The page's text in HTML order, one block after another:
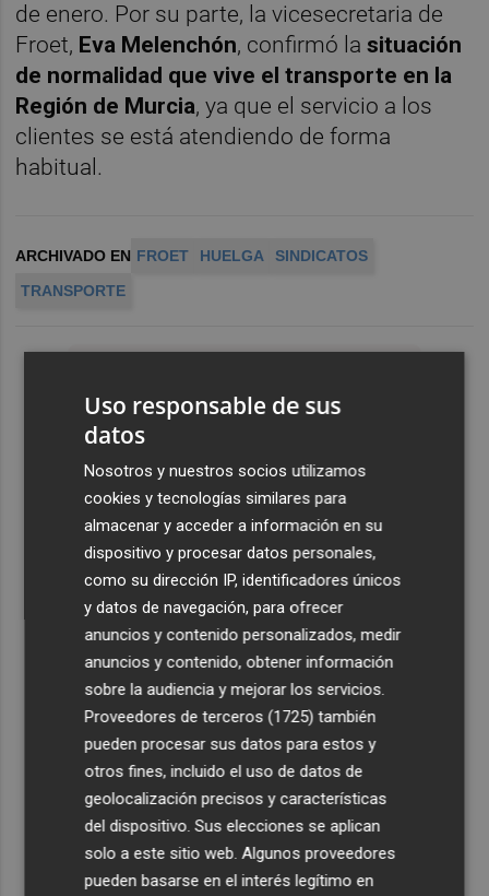
de enero. Por su parte, la vicesecretaria de
Froet, Eva Melenchón, confirmó lasituación
de normalidad que vive el transporte en la
Región de Murcia, ya que el servicio a los
clientes se está atendiendo de forma
habitual.
ARCHIVADO EN FROET HUELGA
SINDICATOS
TRANSPORTE
Uso responsable de sus
datos
Nosotros y nuestros socios utilizamos
cookies y tecnologías similares para
almacenar y acceder a información en su
dispositivo y procesar datos personales,
como su dirección IP, identificadores únicos
y datos de navegación, para ofrecer
anuncios y contenido personalizados, medir
anuncios y contenido, obtener información
sobre la audiencia y mejorar los servicios.
Proveedores de terceros (1725) también
pueden procesar sus datos para estos y
otros fines, incluido el uso de datos de
geolocalización precisos y características
del dispositivo. Sus elecciones se aplican
solo a este sitio web. Algunos proveedores
pueden basarse en el interés legítimo en